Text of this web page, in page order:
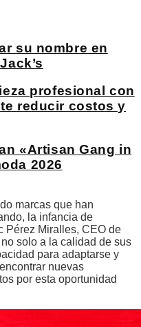
su nombre en
profesional con
reducir costos y
«Artisan Gang in
2026
marcas que han
la infancia de
Pérez Miralles, CEO de
solo a la calidad de sus
para adaptarse y
nuevas
por esta oportunidad